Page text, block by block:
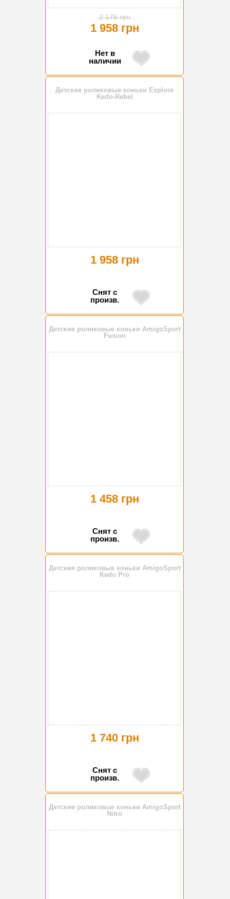
2 175 грн
1 958 грн
Нет в
наличии
Детские роликовые коньки Explore
Kedo-Rebel
1 958 грн
Снят с
произв.
Детские роликовые коньки AmigoSport
Fusion
1 458 грн
Снят с
произв.
Детские роликовые коньки AmigoSport
Kedo Pro
1 740 грн
Снят с
произв.
Детские роликовые коньки AmigoSport
Nitro